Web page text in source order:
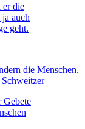
er die
auch
geht.
Gebete